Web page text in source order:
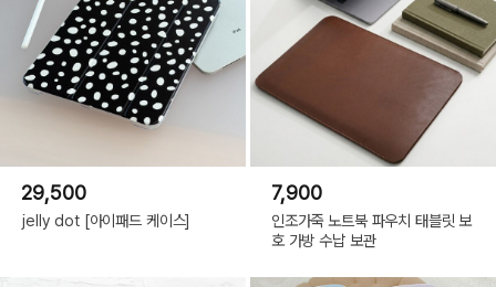
29,500
jelly dot [아이패드 케이스]
7,900
인조가죽 노트북 파우치 태블릿 보
호 가방 수납 보관